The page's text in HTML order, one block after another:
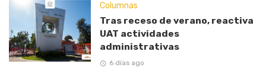
Columnas
Tras receso de verano, reactiva
UAT actividades
administrativas
6 días ago